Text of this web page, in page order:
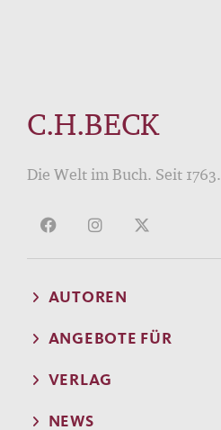
C.H.BECK
Die Welt im Buch. Seit 1763.
AUTOREN
ANGEBOTE FÜR
VERLAG
NEWS